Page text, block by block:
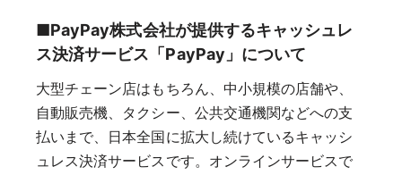
■PayPay株式会社が提供するキャッシュレ
ス決済サービス「PayPay」について
大型チェーン店はもちろん、中小規模の店舗や、
自動販売機、タクシー、公共交通機関などへの支
払いまで、日本全国に拡大し続けているキャッシ
ュレス決済サービスです。オンラインサービスで